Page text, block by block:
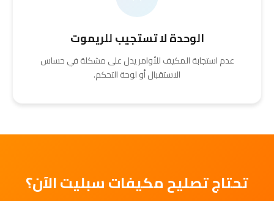
الوحدة لا تستجيب للريموت
عدم استجابة المكيف للأوامر يدل على مشكلة في حساس
الاستقبال أو لوحة التحكم.
تحتاج تصليح مكيفات سبليت الآن؟